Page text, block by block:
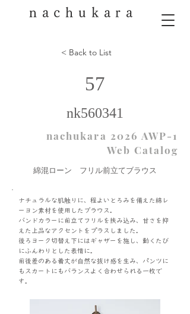
nachukara
< Back to List
57
nk560341
nachukara 2026 AWP-1
Web Catalog
綿混ローン フリル前立てブラウス
ナチュラルな肌触りに、程よいとろみを備えた綿レ
ーヨン素材を使用したブラウス。
バンドカラーに前立てフリルを挟み込み、甘さを抑
えた上品なアクセントをプラスしました。
後ろヨーク切替え下にはギャザーを施し、動くたび
にふんわりとした表情に。
前後差のある着丈が自然な抜け感を生み、パンツに
もスカートにもバランスよく合わせられる一枚で
す。